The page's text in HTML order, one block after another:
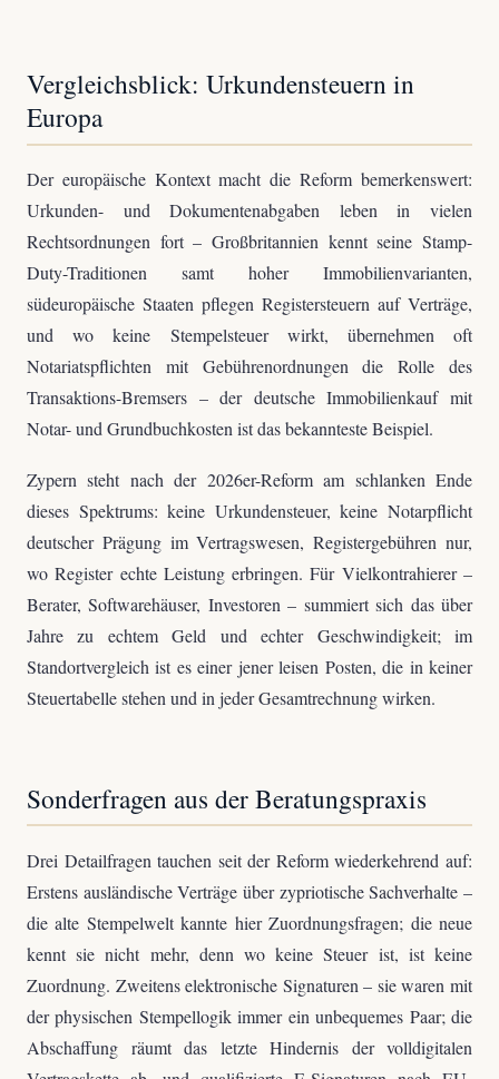
Vergleichsblick: Urkundensteuern in
Europa
Der europäische Kontext macht die Reform bemerkenswert:
Urkunden- und Dokumentenabgaben leben in vielen
Rechtsordnungen fort – Großbritannien kennt seine Stamp-
Duty-Traditionen samt hoher Immobilienvarianten,
südeuropäische Staaten pflegen Registersteuern auf Verträge,
und wo keine Stempelsteuer wirkt, übernehmen oft
Notariatspflichten mit Gebührenordnungen die Rolle des
Transaktions-Bremsers – der deutsche Immobilienkauf mit
Notar- und Grundbuchkosten ist das bekannteste Beispiel.
Zypern steht nach der 2026er-Reform am schlanken Ende
dieses Spektrums: keine Urkundensteuer, keine Notarpflicht
deutscher Prägung im Vertragswesen, Registergebühren nur,
wo Register echte Leistung erbringen. Für Vielkontrahierer –
Berater, Softwarehäuser, Investoren – summiert sich das über
Jahre zu echtem Geld und echter Geschwindigkeit; im
Standortvergleich ist es einer jener leisen Posten, die in keiner
Steuertabelle stehen und in jeder Gesamtrechnung wirken.
Sonderfragen aus der Beratungspraxis
Drei Detailfragen tauchen seit der Reform wiederkehrend auf:
Erstens ausländische Verträge über zypriotische Sachverhalte –
die alte Stempelwelt kannte hier Zuordnungsfragen; die neue
kennt sie nicht mehr, denn wo keine Steuer ist, ist keine
Zuordnung. Zweitens elektronische Signaturen – sie waren mit
der physischen Stempellogik immer ein unbequemes Paar; die
Abschaffung räumt das letzte Hindernis der volldigitalen